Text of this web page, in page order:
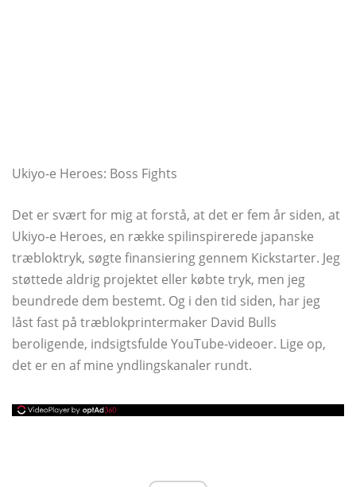
Ukiyo-e Heroes: Boss Fights
Det er svært for mig at forstå, at det er fem år siden, at
Ukiyo-e Heroes, en række spilinspirerede japanske
træbloktryk, søgte finansiering gennem Kickstarter. Jeg
støttede aldrig projektet eller købte tryk, men jeg
beundrede dem bestemt. Og i den tid siden, har jeg
låst fast på træblokprintermaker David Bulls
beroligende, indsigtsfulde YouTube-videoer. Lige op,
det er en af ​​mine yndlingskanaler rundt.